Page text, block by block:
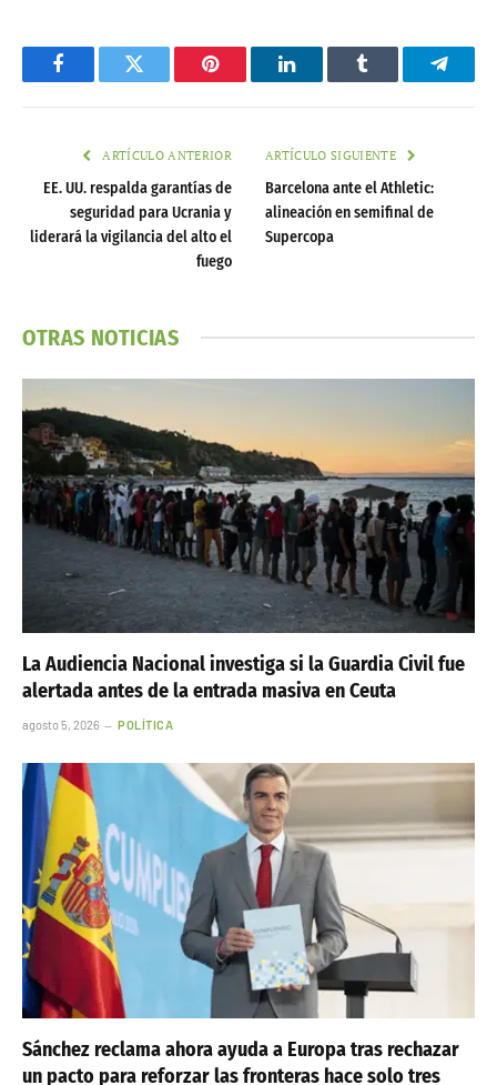
FacebookTwitter Pinterest LinkedInTumblr
ARTÍCULO ANTERIOR
EE. UU. respalda garantías de
seguridad para Ucrania y
liderará la vigilancia del alto el
fuego
ARTÍCULO SIGUIENTE
Barcelona ante el Athletic:
alineación en semifinal de
Supercopa
OTRAS NOTICIAS
La Audiencia Nacional investiga si la Guardia Civil fue
alertada antes de la entrada masiva en Ceuta
agosto 5, 2026 POLÍTICA
Sánchez reclama ahora ayuda a Europa tras rechazar
un pacto para reforzar las fronteras hace solo tres